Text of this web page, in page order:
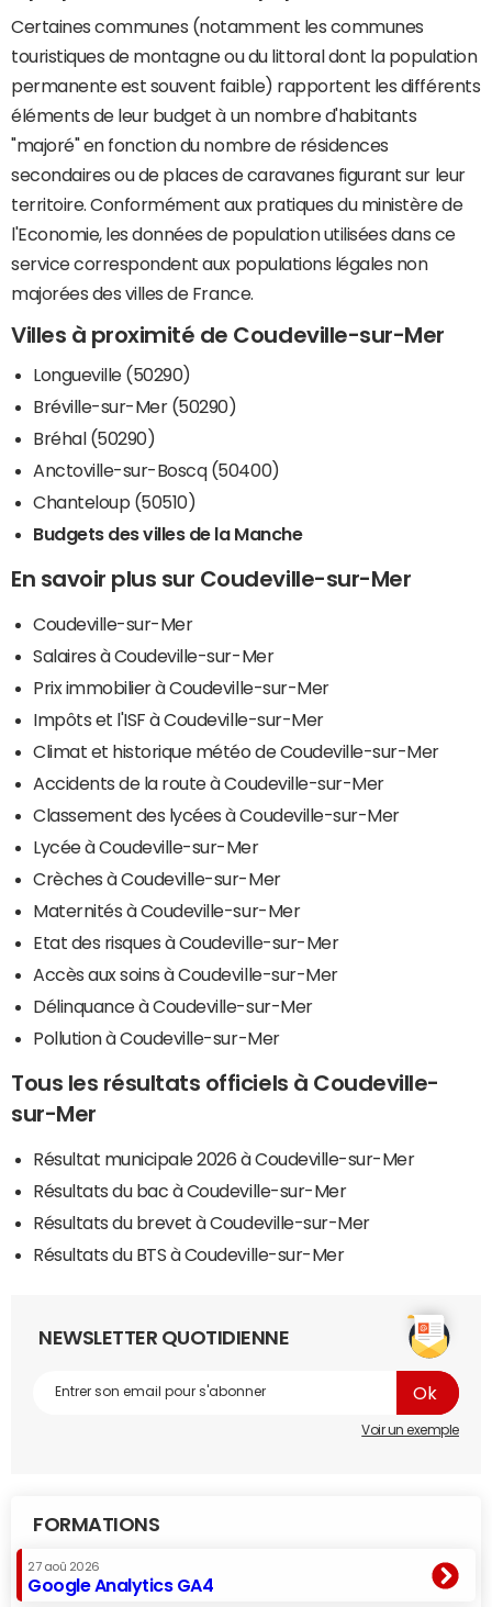
Certaines communes (notamment les communes
touristiques de montagne ou du littoral dont la population
permanente est souvent faible) rapportent les différents
éléments de leur budget à un nombre d'habitants
"majoré" en fonction du nombre de résidences
secondaires ou de places de caravanes figurant sur leur
territoire. Conformément aux pratiques du ministère de
l'Economie, les données de population utilisées dans ce
service correspondent aux populations légales non
majorées des villes de France.
Villes à proximité de Coudeville-sur-Mer
Longueville (50290)
Bréville-sur-Mer (50290)
Bréhal (50290)
Anctoville-sur-Boscq (50400)
Chanteloup (50510)
Budgets des villes de la Manche
En savoir plus sur Coudeville-sur-Mer
Coudeville-sur-Mer
Salaires à Coudeville-sur-Mer
Prix immobilier à Coudeville-sur-Mer
Impôts et l'ISF à Coudeville-sur-Mer
Climat et historique météo de Coudeville-sur-Mer
Accidents de la route à Coudeville-sur-Mer
Classement des lycées à Coudeville-sur-Mer
Lycée à Coudeville-sur-Mer
Crèches à Coudeville-sur-Mer
Maternités à Coudeville-sur-Mer
Etat des risques à Coudeville-sur-Mer
Accès aux soins à Coudeville-sur-Mer
Délinquance à Coudeville-sur-Mer
Pollution à Coudeville-sur-Mer
Tous les résultats officiels à Coudeville-
sur-Mer
Résultat municipale 2026 à Coudeville-sur-Mer
Résultats du bac à Coudeville-sur-Mer
Résultats du brevet à Coudeville-sur-Mer
Résultats du BTS à Coudeville-sur-Mer
NEWSLETTER QUOTIDIENNE
Voir un exemple
FORMATIONS
27 aoû 2026
Google Analytics GA4